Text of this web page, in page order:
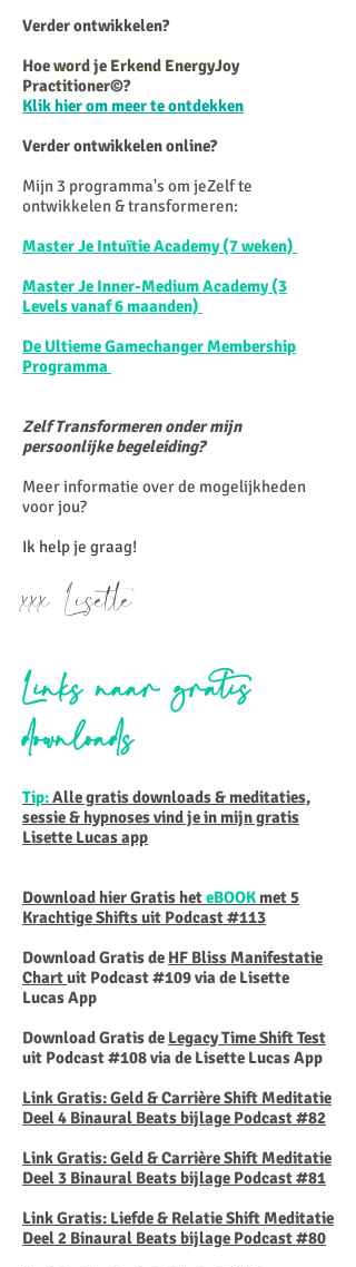
Verder ontwikkelen?
Hoe word je Erkend EnergyJoy
Practitioner©?
Klik hier om meer te ontdekken
Verder ontwikkelen online?
Mijn 3 programma's om jeZelf te
ontwikkelen & transformeren:
Master Je Intuïtie Academy (7 weken)
Master Je Inner-Medium Academy (3
Levels vanaf 6 maanden)
De Ultieme Gamechanger Membership
Programma
Zelf Transformeren onder mijn
persoonlijke begeleiding?
Meer informatie over de mogelijkheden
voor jou?
Ik help je graag!
xxx Lisette
Links naar gratis
downloads
Tip:Alle gratis downloads & meditaties,
sessie & hypnoses vind je in mijn gratis
Lisette Lucas app
Download hier Gratis heteBOOK met 5
Krachtige Shifts uit Podcast #113
Download Gratis de HF Bliss Manifestatie
Chartuit Podcast #109 via de Lisette
Lucas App
Download Gratis de Legacy Time Shift Test
uit Podcast #108 via de Lisette Lucas App
Link Gratis: Geld & Carrière Shift Meditatie
Deel 4 Binaural Beats bijlage Podcast #82
Link Gratis: Geld & Carrière Shift Meditatie
Deel 3 Binaural Beats bijlage Podcast #81
Link Gratis: Liefde & Relatie Shift Meditatie
Deel 2 Binaural Beats bijlage Podcast #80